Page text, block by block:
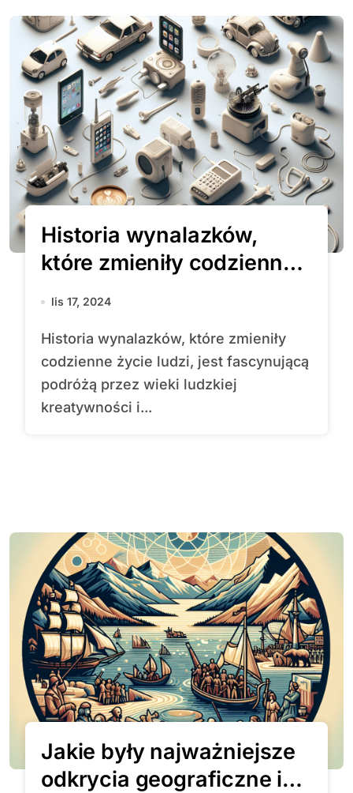
Historia wynalazków,
które zmieniły codzienne
życie ludzi
lis 17, 2024
Historia wynalazków, które zmieniły
codzienne życie ludzi, jest fascynującą
podróżą przez wieki ludzkiej
kreatywności i...
Jakie były najważniejsze
odkrycia geograficzne i